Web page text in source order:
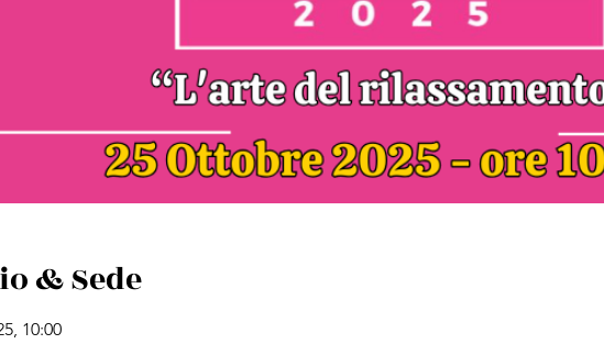
& Sede
10:00